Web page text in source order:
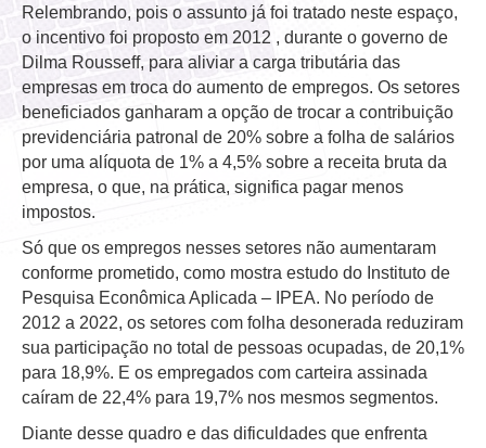
Relembrando, pois o assunto já foi tratado neste espaço,
o incentivo foi proposto em 2012 , durante o governo de
Dilma Rousseff, para aliviar a carga tributária das
empresas em troca do aumento de empregos. Os setores
beneficiados ganharam a opção de trocar a contribuição
previdenciária patronal de 20% sobre a folha de salários
por uma alíquota de 1% a 4,5% sobre a receita bruta da
empresa, o que, na prática, significa pagar menos
impostos.
Só que os empregos nesses setores não aumentaram
conforme prometido, como mostra estudo do Instituto de
Pesquisa Econômica Aplicada – IPEA. No período de
2012 a 2022, os setores com folha desonerada reduziram
sua participação no total de pessoas ocupadas, de 20,1%
para 18,9%. E os empregados com carteira assinada
caíram de 22,4% para 19,7% nos mesmos segmentos.
Diante desse quadro e das dificuldades que enfrenta